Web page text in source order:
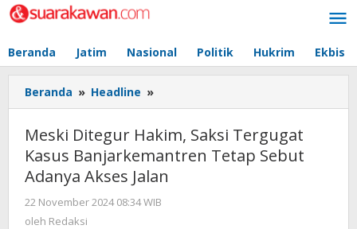
Lewati
ke
Beranda Jatim Nasional Politik Hukrim Ekbis
Beranda » Headline »
Ditegur
Hakim,
Saksi
Tergugat
Kasus
Tetap
Meski Ditegur Hakim, Saksi Tergugat
Kasus Banjarkemantren Tetap Sebut
Adanya Akses Jalan
22 November 2024 08:34 WIB
oleh Redaksi